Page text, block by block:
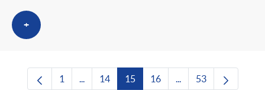
+
Pàgina
1 ...Pàgines intermèdies Utilitzeu TAB per
Pàgina
14 Pàgina
15 Pàgina
16 ...Pàgines intermèdies
Pàgina
53